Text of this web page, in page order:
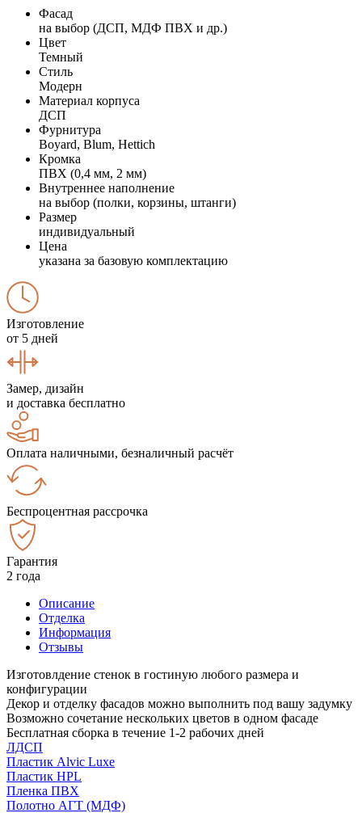
Фасад
на выбор (ДСП, МДФ ПВХ и др.)
Цвет
Темный
Стиль
Модерн
Материал корпуса
ДСП
Фурнитура
Boyard, Blum, Hettich
Кромка
ПВХ (0,4 мм, 2 мм)
Внутреннее наполнение
на выбор (полки, корзины, штанги)
Размер
индивидуальный
Цена
указана за базовую комплектацию
Изготовление
от 5 дней
Замер, дизайн
и доставка бесплатно
Оплата наличными, безналичный расчёт
Беспроцентная рассрочка
Гарантия
2 года
Описание
Отделка
Информация
Отзывы
Изготовлдение стенок в гостиную любого размера и
конфигурации
Декор и отделку фасадов можно выполнить под вашу задумку
Возможно сочетание нескольких цветов в одном фасаде
Бесплатная сборка в течение 1-2 рабочих дней
ЛДСП
Пластик Alvic Luxe
Пластик HPL
Пленка ПВХ
Полотно АГТ (МДФ)